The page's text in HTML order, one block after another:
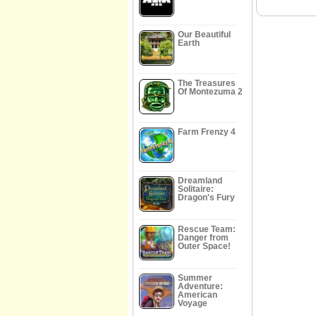
Our Beautiful
Earth
The Treasures
Of Montezuma 2
Farm Frenzy 4
Dreamland
Solitaire:
Dragon's Fury
Rescue Team:
Danger from
Outer Space!
Summer
Adventure:
American
Voyage